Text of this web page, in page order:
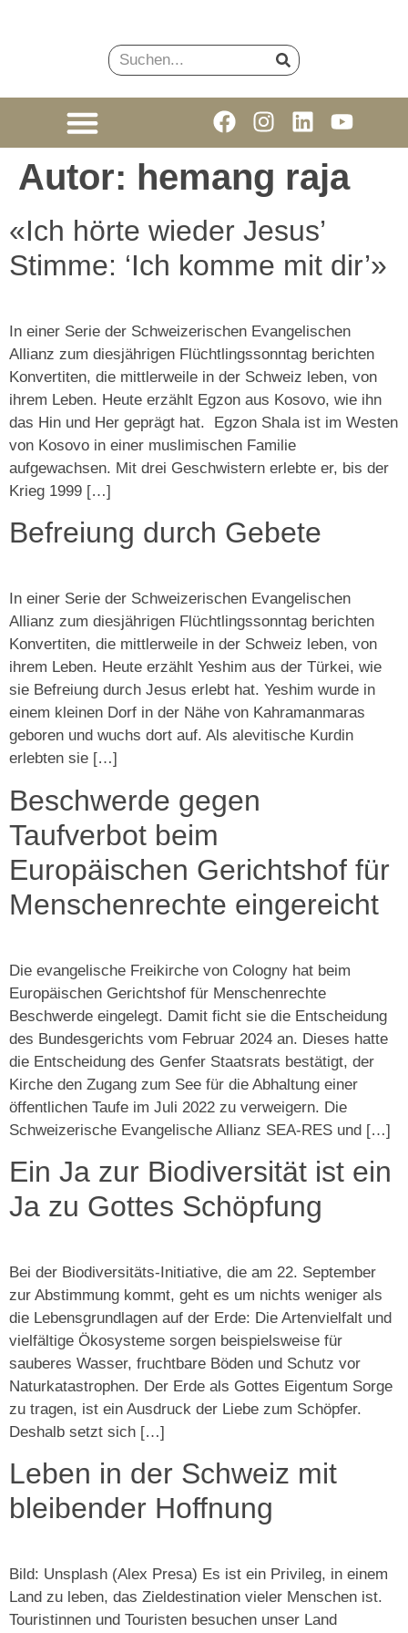
Autor: hemang raja
«Ich hörte wieder Jesus’
Stimme: ‘Ich komme mit dir’»
In einer Serie der Schweizerischen Evangelischen
Allianz zum diesjährigen Flüchtlingssonntag berichten
Konvertiten, die mittlerweile in der Schweiz leben, von
ihrem Leben. Heute erzählt Egzon aus Kosovo, wie ihn
das Hin und Her geprägt hat. Egzon Shala ist im Westen
von Kosovo in einer muslimischen Familie
aufgewachsen. Mit drei Geschwistern erlebte er, bis der
Krieg 1999 […]
Befreiung durch Gebete
In einer Serie der Schweizerischen Evangelischen
Allianz zum diesjährigen Flüchtlingssonntag berichten
Konvertiten, die mittlerweile in der Schweiz leben, von
ihrem Leben. Heute erzählt Yeshim aus der Türkei, wie
sie Befreiung durch Jesus erlebt hat. Yeshim wurde in
einem kleinen Dorf in der Nähe von Kahramanmaras
geboren und wuchs dort auf. Als alevitische Kurdin
erlebten sie […]
Beschwerde gegen
Taufverbot beim
Europäischen Gerichtshof für
Menschenrechte eingereicht
Die evangelische Freikirche von Cologny hat beim
Europäischen Gerichtshof für Menschenrechte
Beschwerde eingelegt. Damit ficht sie die Entscheidung
des Bundesgerichts vom Februar 2024 an. Dieses hatte
die Entscheidung des Genfer Staatsrats bestätigt, der
Kirche den Zugang zum See für die Abhaltung einer
öffentlichen Taufe im Juli 2022 zu verweigern. Die
Schweizerische Evangelische Allianz SEA-RES und […]
Ein Ja zur Biodiversität ist ein
Ja zu Gottes Schöpfung
Bei der Biodiversitäts-Initiative, die am 22. September
zur Abstimmung kommt, geht es um nichts weniger als
die Lebensgrundlagen auf der Erde: Die Artenvielfalt und
vielfältige Ökosysteme sorgen beispielsweise für
sauberes Wasser, fruchtbare Böden und Schutz vor
Naturkatastrophen. Der Erde als Gottes Eigentum Sorge
zu tragen, ist ein Ausdruck der Liebe zum Schöpfer.
Deshalb setzt sich […]
Leben in der Schweiz mit
bleibender Hoffnung
Bild: Unsplash (Alex Presa) Es ist ein Privileg, in einem
Land zu leben, das Zieldestination vieler Menschen ist.
Touristinnen und Touristen besuchen unser Land